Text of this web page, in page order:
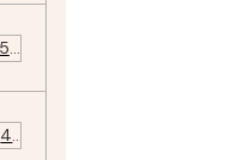
57
47